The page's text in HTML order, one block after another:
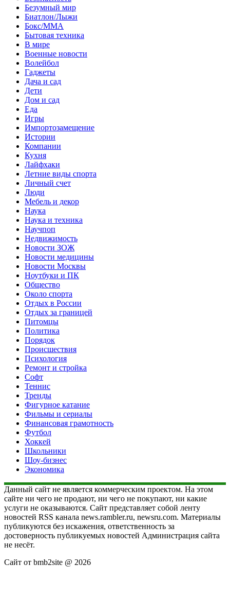
Безумный мир
Биатлон/Лыжи
Бокс/MMA
Бытовая техника
В мире
Военные новости
Волейбол
Гаджеты
Дача и сад
Дети
Дом и сад
Еда
Игры
Импортозамещение
Истории
Компании
Кухня
Лайфхаки
Летние виды спорта
Личный счет
Люди
Мебель и декор
Наука
Наука и техника
Научпоп
Недвижимость
Новости ЗОЖ
Новости медицины
Новости Москвы
Ноутбуки и ПК
Общество
Около спорта
Отдых в России
Отдых за границей
Питомцы
Политика
Порядок
Происшествия
Психология
Ремонт и стройка
Софт
Теннис
Тренды
Фигурное катание
Фильмы и сериалы
Финансовая грамотность
Футбол
Хоккей
Школьники
Шоу-бизнес
Экономика
Данный сайт не является коммерческим проектом. На этом
сайте ни чего не продают, ни чего не покупают, ни какие
услуги не оказываются. Сайт представляет собой ленту
новостей RSS канала news.rambler.ru, newsru.com. Материалы
публикуются без искажения, ответственность за
достоверность публикуемых новостей Администрация сайта
не несёт.
Сайт от bmb2site @ 2026